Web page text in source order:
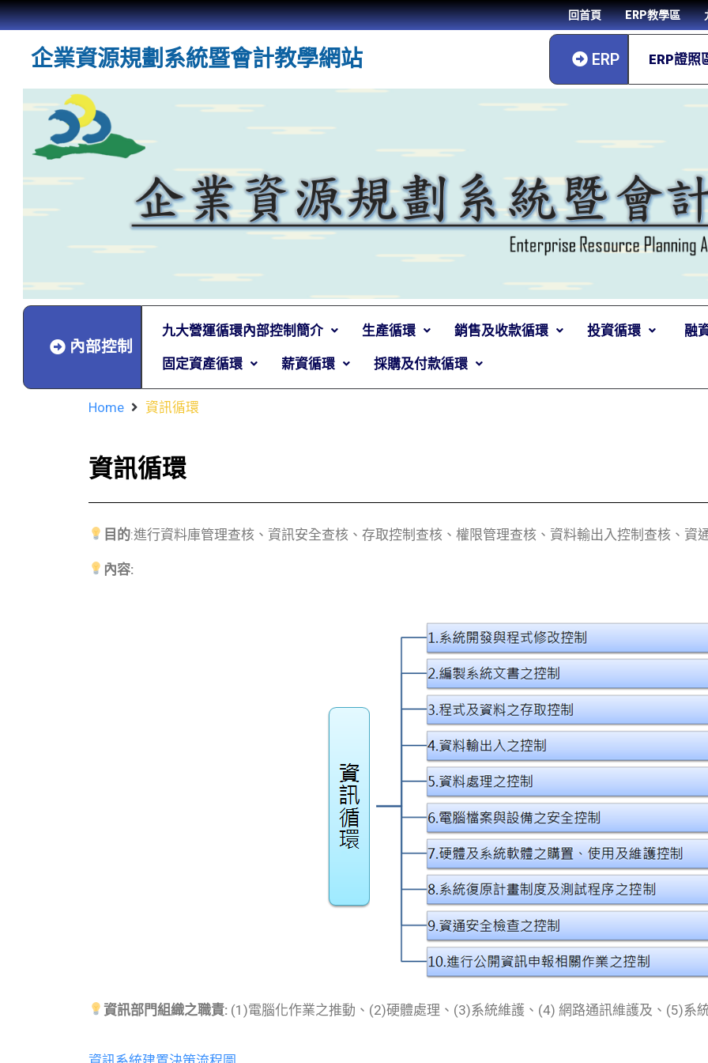
回首頁 ERP教學區
企業資源規劃系統暨會計教學網站 ERP ERP證照
內部控制
九大營運循環內部控制簡介 生產循環 銷售及收款循環 投資循環 融
固定資產循環 薪資循環 採購及付款循環
Home 資訊循環
資訊循環
目的:進行資料庫管理查核、資訊安全查核、存取控制查核、權限管理查核、資料輸出入控制查核、資
內容:
資訊部門組織之職責: (1)電腦化作業之推動、(2)硬體處理、(3)系統維護、(4) 網路通訊維護及、(5)系